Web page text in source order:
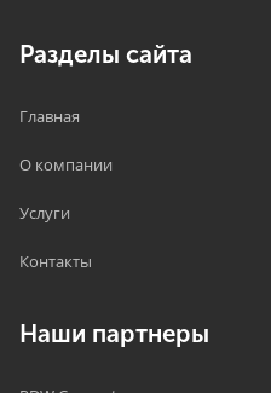
Разделы сайта
Главная
О компании
Услуги
Контакты
Наши партнеры